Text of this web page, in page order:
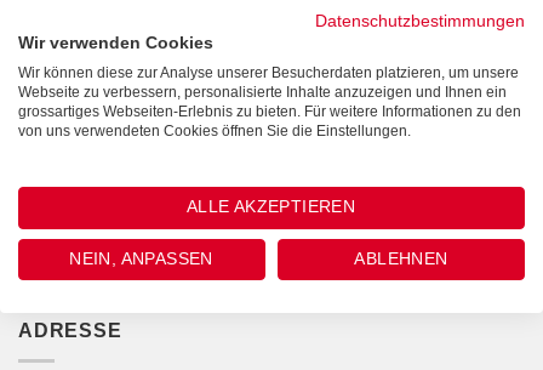
ADRESSE
Datenschutzbestimmungen
Wir verwenden Cookies
Wir können diese zur Analyse unserer Besucherdaten platzieren, um unsere
Webseite zu verbessern, personalisierte Inhalte anzuzeigen und Ihnen ein
grossartiges Webseiten-Erlebnis zu bieten. Für weitere Informationen zu den
von uns verwendeten Cookies öffnen Sie die Einstellungen.
ALLE AKZEPTIEREN
NEIN, ANPASSEN ABLEHNEN